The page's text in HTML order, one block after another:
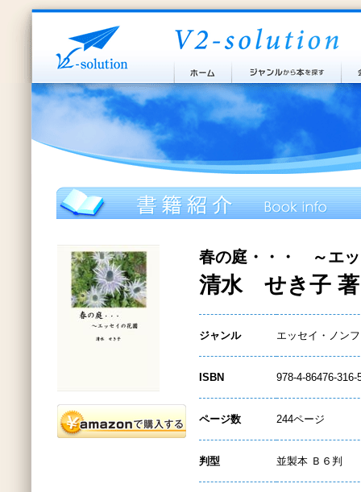
春の庭・・・ ～エッ
清水 せき子 著
ジャンル エッセイ・ノン
ISBN 978-4-86476-316-
ページ数 244ページ
判型 並製本 Ｂ６判